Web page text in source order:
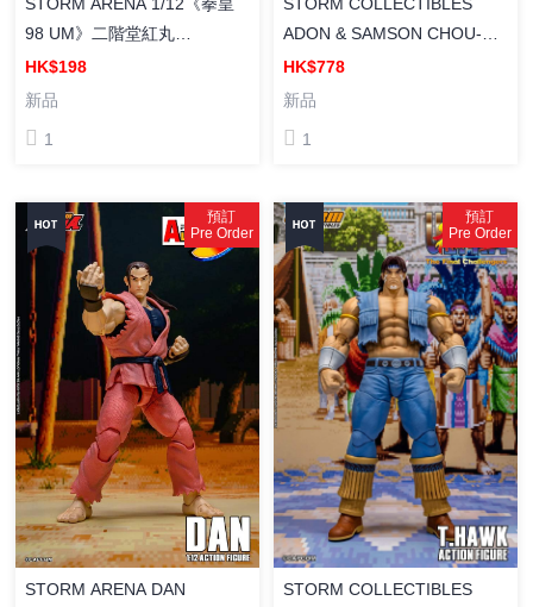
STORM ARENA 1/12《拳皇
98 UM》二階堂紅丸
Benimaru Nikaido ACTION
FIGURE 塗裝成品
HK$198
新品
1
STORM COLLECTIBLES
ADON & SAMSON CHOU-
ANIKI 2-PACK ACTION
FIGURE 超兄貴系列 ADON &
HK$778
新品
1
預訂
Pre Order
STORM ARENA DAN
預訂
Pre Order
STORM COLLECTIBLES